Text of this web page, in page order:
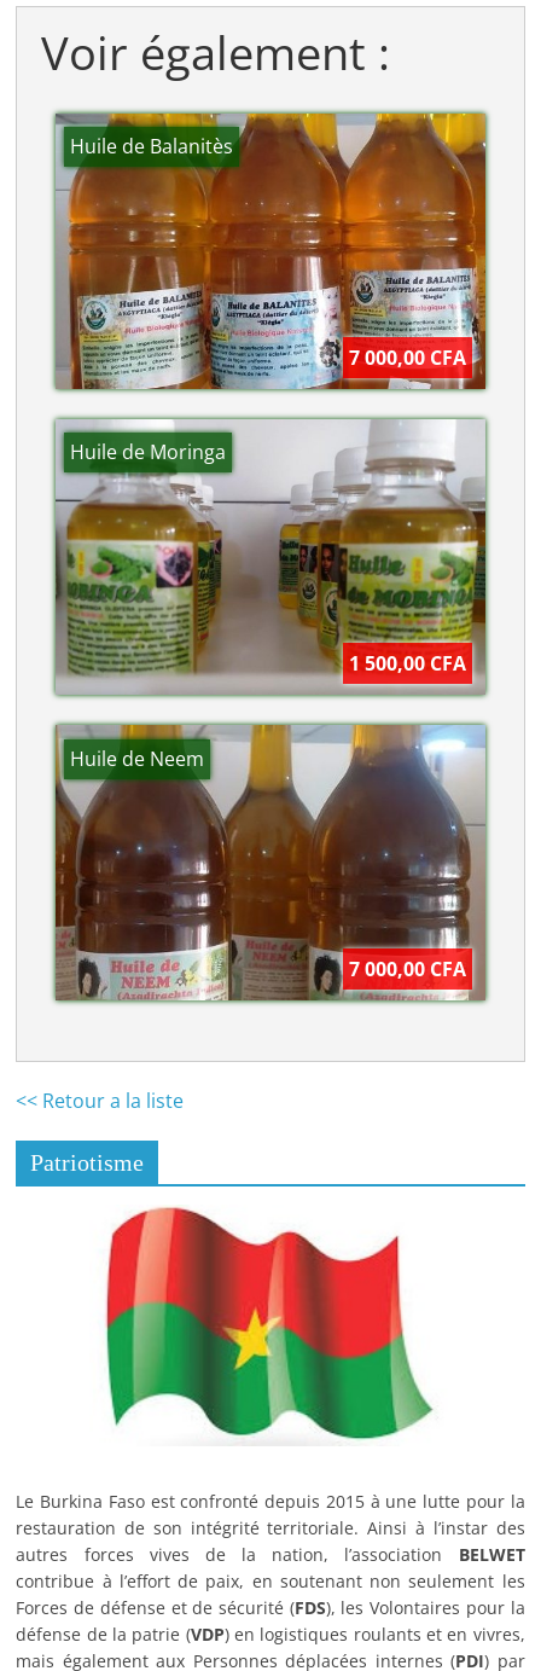
Voir également :
Huile de Balanitès
7 000,00 CFA
Huile de Moringa
1 500,00 CFA
Huile de Neem
7 000,00 CFA
<< Retour a la liste
Patriotisme
Le Burkina Faso est confronté depuis 2015 à une lutte pour la
restauration de son intégrité territoriale. Ainsi à l’instar des
autres forces vives de la nation, l’association BELWET
contribue à l’effort de paix, en soutenant non seulement les
Forces de défense et de sécurité (FDS), les Volontaires pour la
défense de la patrie (VDP) en logistiques roulants et en vivres,
mais également aux Personnes déplacées internes (PDI) par